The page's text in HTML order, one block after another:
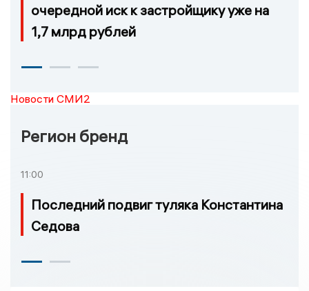
очередной иск к застройщику уже на
1,7 млрд рублей
Новости СМИ2
Регион бренд
11:00
Последний подвиг туляка Константина
Седова